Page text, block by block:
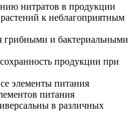
нитратов в продукции
к неблагоприятным
грибными и бактериальными
продукции при
элементы питания
питания
в различных